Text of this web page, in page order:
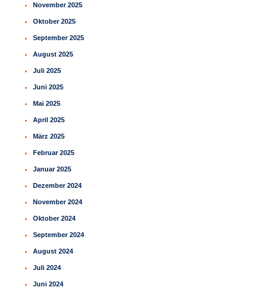
November 2025
Oktober 2025
September 2025
August 2025
Juli 2025
Juni 2025
Mai 2025
April 2025
März 2025
Februar 2025
Januar 2025
Dezember 2024
November 2024
Oktober 2024
September 2024
August 2024
Juli 2024
Juni 2024